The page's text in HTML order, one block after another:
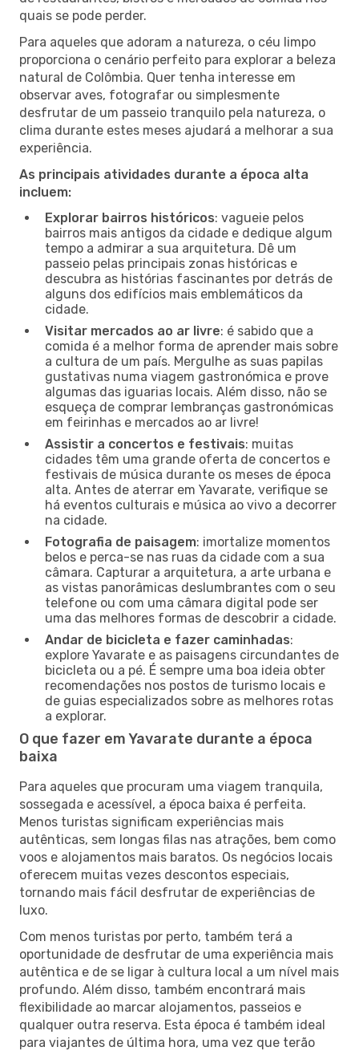
quais se pode perder.
Para aqueles que adoram a natureza, o céu limpo
proporciona o cenário perfeito para explorar a beleza
natural de Colômbia. Quer tenha interesse em
observar aves, fotografar ou simplesmente
desfrutar de um passeio tranquilo pela natureza, o
clima durante estes meses ajudará a melhorar a sua
experiência.
As principais atividades durante a época alta
incluem:
Explorar bairros históricos: vagueie pelos
bairros mais antigos da cidade e dedique algum
tempo a admirar a sua arquitetura. Dê um
passeio pelas principais zonas históricas e
descubra as histórias fascinantes por detrás de
alguns dos edifícios mais emblemáticos da
cidade.
Visitar mercados ao ar livre: é sabido que a
comida é a melhor forma de aprender mais sobre
a cultura de um país. Mergulhe as suas papilas
gustativas numa viagem gastronómica e prove
algumas das iguarias locais. Além disso, não se
esqueça de comprar lembranças gastronómicas
em feirinhas e mercados ao ar livre!
Assistir a concertos e festivais: muitas
cidades têm uma grande oferta de concertos e
festivais de música durante os meses de época
alta. Antes de aterrar em Yavarate, verifique se
há eventos culturais e música ao vivo a decorrer
na cidade.
Fotografia de paisagem: imortalize momentos
belos e perca-se nas ruas da cidade com a sua
câmara. Capturar a arquitetura, a arte urbana e
as vistas panorâmicas deslumbrantes com o seu
telefone ou com uma câmara digital pode ser
uma das melhores formas de descobrir a cidade.
Andar de bicicleta e fazer caminhadas:
explore Yavarate e as paisagens circundantes de
bicicleta ou a pé. É sempre uma boa ideia obter
recomendações nos postos de turismo locais e
de guias especializados sobre as melhores rotas
a explorar.
O que fazer em Yavarate durante a época
baixa
Para aqueles que procuram uma viagem tranquila,
sossegada e acessível, a época baixa é perfeita.
Menos turistas significam experiências mais
autênticas, sem longas filas nas atrações, bem como
voos e alojamentos mais baratos. Os negócios locais
oferecem muitas vezes descontos especiais,
tornando mais fácil desfrutar de experiências de
luxo.
Com menos turistas por perto, também terá a
oportunidade de desfrutar de uma experiência mais
autêntica e de se ligar à cultura local a um nível mais
profundo. Além disso, também encontrará mais
flexibilidade ao marcar alojamentos, passeios e
qualquer outra reserva. Esta época é também ideal
para viajantes de última hora, uma vez que terão